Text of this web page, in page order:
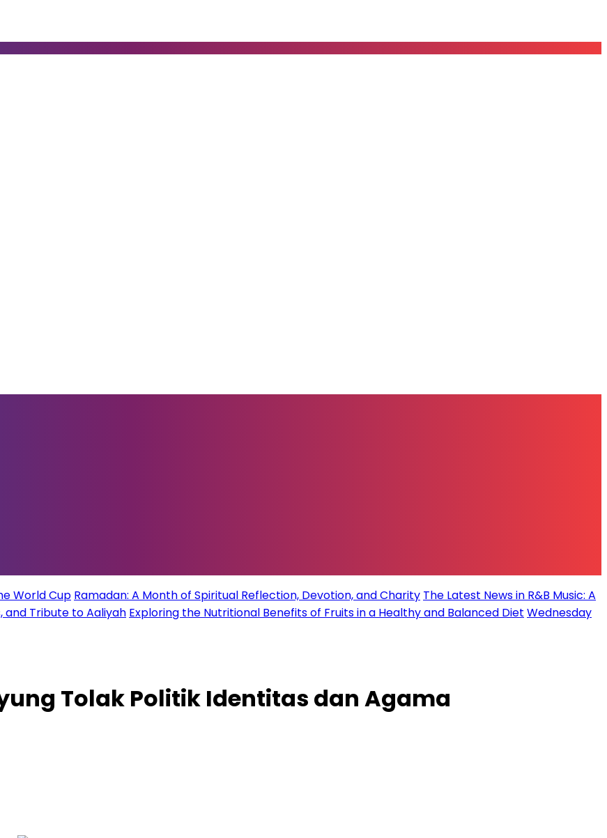
World Cup Ramadan: A Month of Spiritual Reflection, Devotion, and Charity The Latest News in R&B Music: A
and Tribute to Aaliyah Exploring the Nutritional Benefits of Fruits in a Healthy and Balanced Diet Wednesday
Tolak Politik Identitas dan Agama